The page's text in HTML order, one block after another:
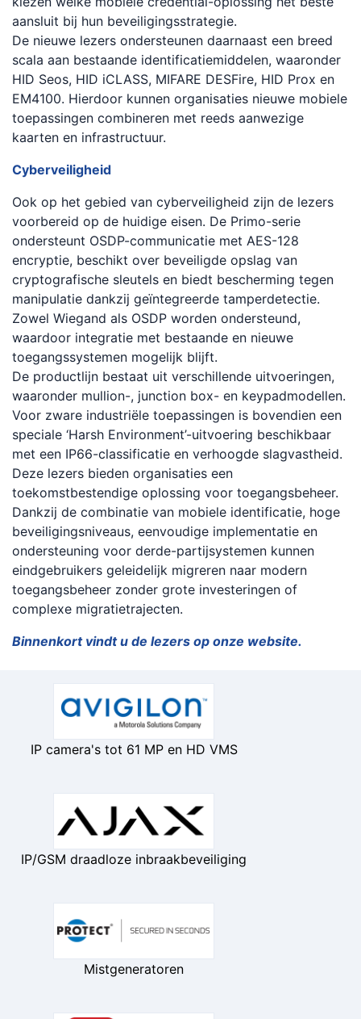
aansluit bij hun beveiligingsstrategie.
De nieuwe lezers ondersteunen daarnaast een breed
scala aan bestaande identificatiemiddelen, waaronder
HID Seos, HID iCLASS, MIFARE DESFire, HID Prox en
EM4100. Hierdoor kunnen organisaties nieuwe mobiele
toepassingen combineren met reeds aanwezige
kaarten en infrastructuur.
Cyberveiligheid
Ook op het gebied van cyberveiligheid zijn de lezers
voorbereid op de huidige eisen. De Primo-serie
ondersteunt OSDP-communicatie met AES-128
encryptie, beschikt over beveiligde opslag van
cryptografische sleutels en biedt bescherming tegen
manipulatie dankzij geïntegreerde tamperdetectie.
Zowel Wiegand als OSDP worden ondersteund,
waardoor integratie met bestaande en nieuwe
toegangssystemen mogelijk blijft.
De productlijn bestaat uit verschillende uitvoeringen,
waaronder mullion-, junction box- en keypadmodellen.
Voor zware industriële toepassingen is bovendien een
speciale ‘Harsh Environment’-uitvoering beschikbaar
met een IP66-classificatie en verhoogde slagvastheid.
Deze lezers bieden organisaties een
toekomstbestendige oplossing voor toegangsbeheer.
Dankzij de combinatie van mobiele identificatie, hoge
beveiligingsniveaus, eenvoudige implementatie en
ondersteuning voor derde-partijsystemen kunnen
eindgebruikers geleidelijk migreren naar modern
toegangsbeheer zonder grote investeringen of
complexe migratietrajecten.
Binnenkort vindt u de lezers op onze website.
IP camera's tot 61 MP en HD VMS
IP/GSM draadloze inbraakbeveiliging
Mistgeneratoren